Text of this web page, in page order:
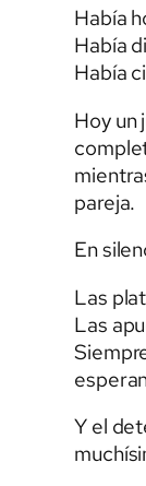
Había
Había
Había
Hoy un
pareja.
En
Las
Las
Y el